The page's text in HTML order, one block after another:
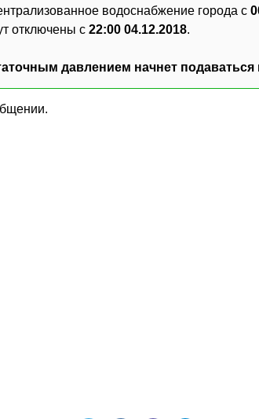
водоснабжение города с
отключены с 22:00 04.12.2018.
давлением начнет подаваться